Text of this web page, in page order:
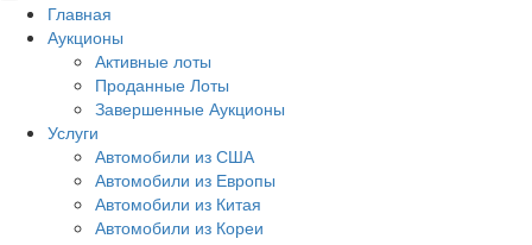
Главная
Аукционы
Активные лоты
Проданные Лоты
Завершенные Аукционы
Услуги
Автомобили из США
Автомобили из Европы
Автомобили из Китая
Автомобили из Кореи